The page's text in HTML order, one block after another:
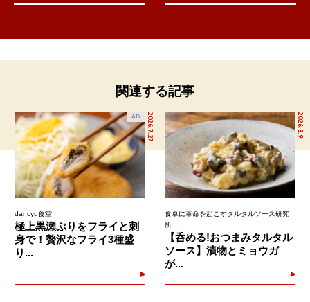
関連する記事
2026.7.27
AD
dancyu食堂
極上黒瀬ぶりをフライと刺
身で！贅沢なフライ3種盛
り...
2026.8.9
食卓に革命を起こすタルタルソース研究
所
【呑める!おつまみタルタル
ソース】漬物とミョウガ
が...